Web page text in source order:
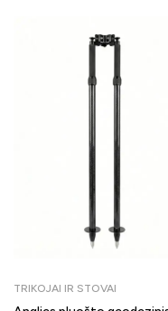
TRIKOJAI IR STOVAI